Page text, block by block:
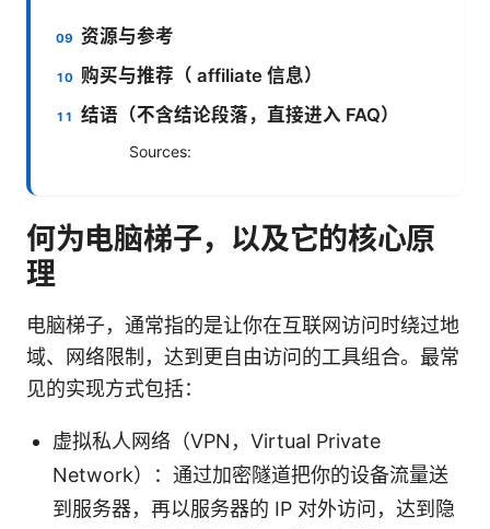
资源与参考
购买与推荐（ affiliate 信息）
结语（不含结论段落，直接进入 FAQ）
Sources:
何为电脑梯子，以及它的核心原
理
电脑梯子，通常指的是让你在互联网访问时绕过地
域、网络限制，达到更自由访问的工具组合。最常
见的实现方式包括：
虚拟私人网络（VPN，Virtual Private
Network）：通过加密隧道把你的设备流量送
到服务器，再以服务器的 IP 对外访问，达到隐